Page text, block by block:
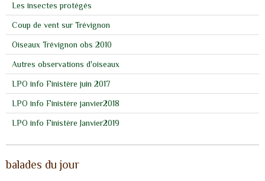
Les insectes protégés
Coup de vent sur Trévignon
Oiseaux Trévignon obs 2010
Autres observations d'oiseaux
LPO info Finistère juin 2017
LPO info Finistère janvier2018
LPO info Finistère Janvier2019
balades du jour